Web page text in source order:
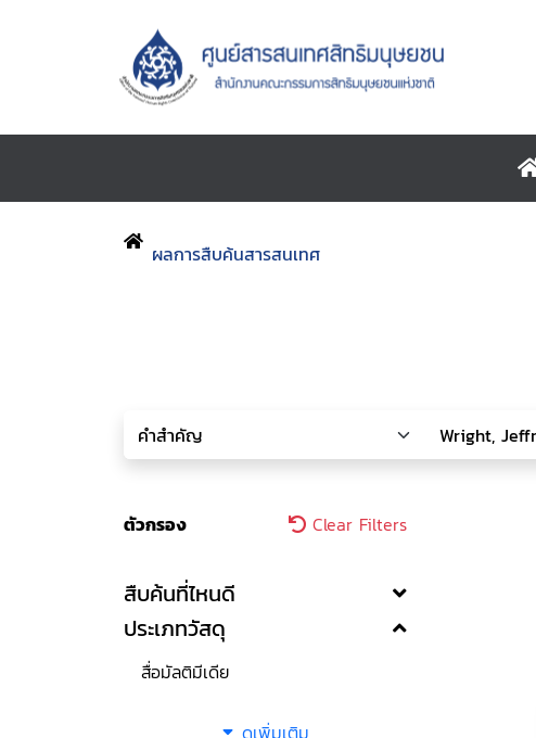
ผลการสืบค้นสารสนเทศ
ตัวกรอง Clear Filters
สืบค้นที่ไหนดี
ประเภทวัสดุ
สื่อมัลติมีเดีย
ดูเพิ่มเติม